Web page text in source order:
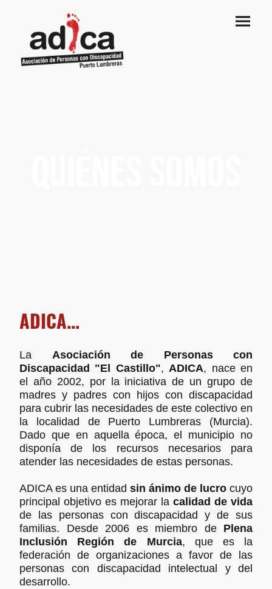
ADICA...
La Asociación de Personas con
Discapacidad "El Castillo",ADICA, nace en
el año 2002, por la iniciativa de un grupo de
madres y padres con hijos con discapacidad
para cubrir las necesidades de este colectivo en
la localidad de Puerto Lumbreras (Murcia).
Dado que en aquella época, el municipio no
disponía de los recursos necesarios para
atender las necesidades de estas personas.
ADICA es una entidad sin ánimo de lucro cuyo
principal objetivo es mejorar la calidad de vida
de las personas con discapacidad y de sus
familias. Desde 2006 es miembro de Plena
Inclusión Región de Murcia, que es la
federación de organizaciones a favor de las
personas con discapacidad intelectual y del
desarrollo.